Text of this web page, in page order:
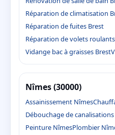
Réparation de climatisation
Réparation de fuites Brest
Réparation de volets
Vidange bac à graisses Brest
Nîmes (30000)
Assainissement Nîmes
Débouchage de
Peinture NîmesPlombier